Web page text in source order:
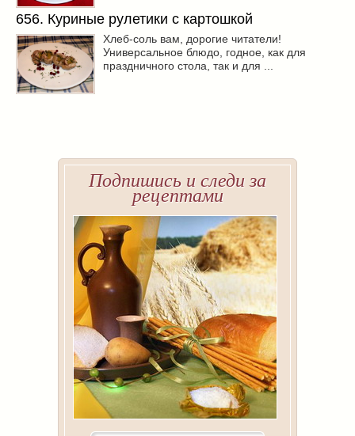
656. Куриные рулетики с картошкой
Хлеб-соль вам, дорогие читатели!
Универсальное блюдо, годное, как для
праздничного стола, так и для ...
Подпишись и следи за
рецептами